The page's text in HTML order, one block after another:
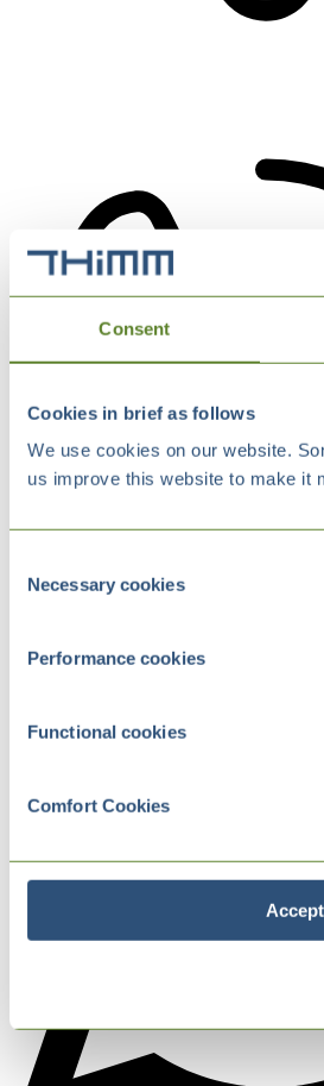
Consent
Cookies in brief as follows
We use cookies on our website.
us improve this website to make it
Selection
Necessary cookies
Performance cookies
Functional cookies
Comfort Cookies